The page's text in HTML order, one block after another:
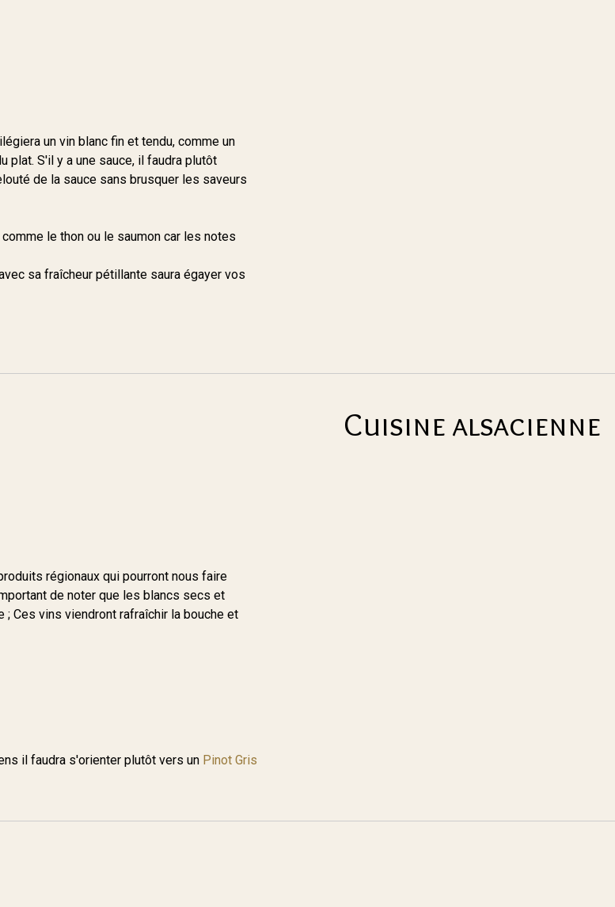
un vin blanc fin et tendu, comme un
S'il y a une sauce, il faudra plutôt
de la sauce sans brusquer les saveurs
le thon ou le saumon car les notes
sa fraîcheur pétillante saura égayer vos
Cuisine alsacienne
régionaux qui pourront nous faire
de noter que les blancs secs et
Ces vins viendront rafraîchir la bouche et
il faudra s'orienter plutôt vers un Pinot Gris